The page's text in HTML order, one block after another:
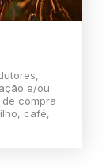
e/ou
compra
café,